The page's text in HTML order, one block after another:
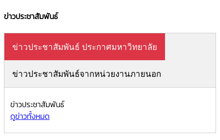
ข่าวประชาสัมพันธ์
ข่าวประชาสัมพันธ์ ประกาศมหาวิทยาลัย
ข่าวประชาสัมพันธ์จากหน่วยงานภายนอก
ข่าวประชาสัมพันธ์
ดูข่าวทั้งหมด